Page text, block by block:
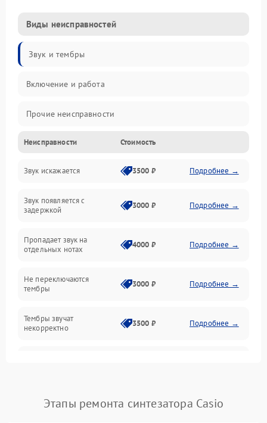
Виды неисправностей
Звук и тембры
Включение и работа
Прочие неисправности
Управление и электроника
Клавиатура
Подключения и интерфейсы
Оптика
Электроника
Неисправности Стоимость
Звук искажается 3500 ₽ Подробнее →
Звук появляется с
задержкой
3000 ₽ Подробнее →
Пропадает звук на
отдельных нотах
4000 ₽ Подробнее →
Не переключаются
тембры
3000 ₽ Подробнее →
Тембры звучат
некорректно
3500 ₽ Подробнее →
Этапы ремонта синтезатора Casio